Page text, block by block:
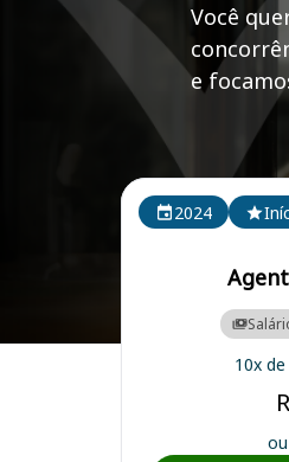
Você
e
Curso Preparatório para o
Cursos em destaque
2024
10x de